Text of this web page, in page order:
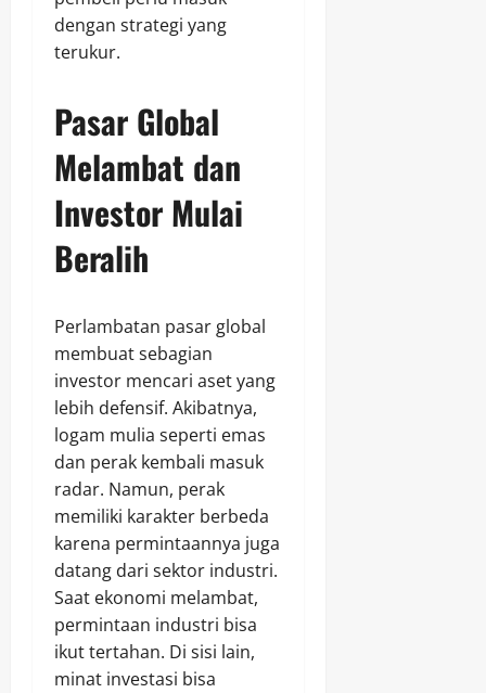
dengan strategi yang
terukur.
Pasar Global
Melambat dan
Investor Mulai
Beralih
Perlambatan pasar global
membuat sebagian
investor mencari aset yang
lebih defensif. Akibatnya,
logam mulia seperti emas
dan perak kembali masuk
radar. Namun, perak
memiliki karakter berbeda
karena permintaannya juga
datang dari sektor industri.
Saat ekonomi melambat,
permintaan industri bisa
ikut tertahan. Di sisi lain,
minat investasi bisa